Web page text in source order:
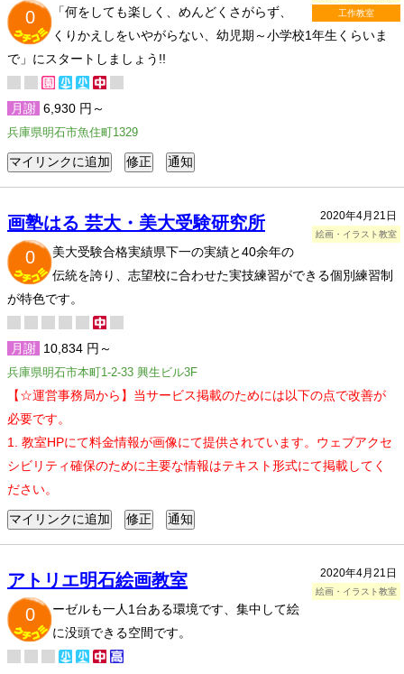
工作教室
0
「何をしても楽しく、めんどくさがらず、
くりかえしをいやがらない、幼児期～小学校1年生くらいま
で」にスタートしましょう!!
月謝 6,930 円～
兵庫県明石市魚住町1329
2020年4月21日
絵画・イラスト教室
画塾はる 芸大・美大受験研究所
0
美大受験合格実績県下一の実績と40余年の
伝統を誇り、志望校に合わせた実技練習ができる個別練習制
が特色です。
月謝 10,834 円～
兵庫県明石市本町1-2-33 興生ビル3F
【☆運営事務局から】当サービス掲載のためには以下の点で改善が
必要です。
1. 教室HPにて料金情報が画像にて提供されています。ウェブアクセ
シビリティ確保のために主要な情報はテキスト形式にて掲載してく
ださい。
2020年4月21日
絵画・イラスト教室
アトリエ明石絵画教室
0
ーゼルも一人1台ある環境です、集中して絵
に没頭できる空間です。